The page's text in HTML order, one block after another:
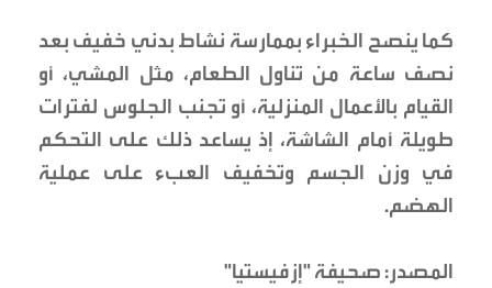
كما ينصح الخبراء بممارسة نشاط بدني خفيف بعد
نصف ساعة من تناول الطعام، مثل المشي، أو
القيام بالأعمال المنزلية، أو تجنب الجلوس لفترات
طويلة أمام الشاشة، إذ يساعد ذلك على التحكم
في وزن الجسم وتخفيف العبء على عملية
الهضم.
المصدر: صحيفة "إزفيستيا"